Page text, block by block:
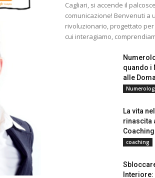
Cagliari, si accende il
comunicazione! Benvenuti a
rivoluzionario, progettato
cui interagiamo,
quando i
alle
La vita
rinascita
coaching